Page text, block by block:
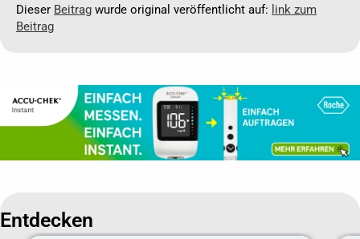
Dieser Beitrag wurde original veröffentlicht auf: link zum
Beitrag
Entdecken